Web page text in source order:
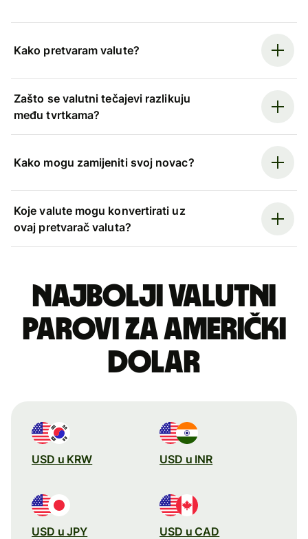
Kako pretvaram valute?
Zašto se valutni tečajevi razlikuju
među tvrtkama?
Kako mogu zamijeniti svoj novac?
Koje valute mogu konvertirati uz
ovaj pretvarač valuta?
Najbolji valutni
parovi za američki
dolar
USD u KRW USD u INR
USD u JPY USD u CAD